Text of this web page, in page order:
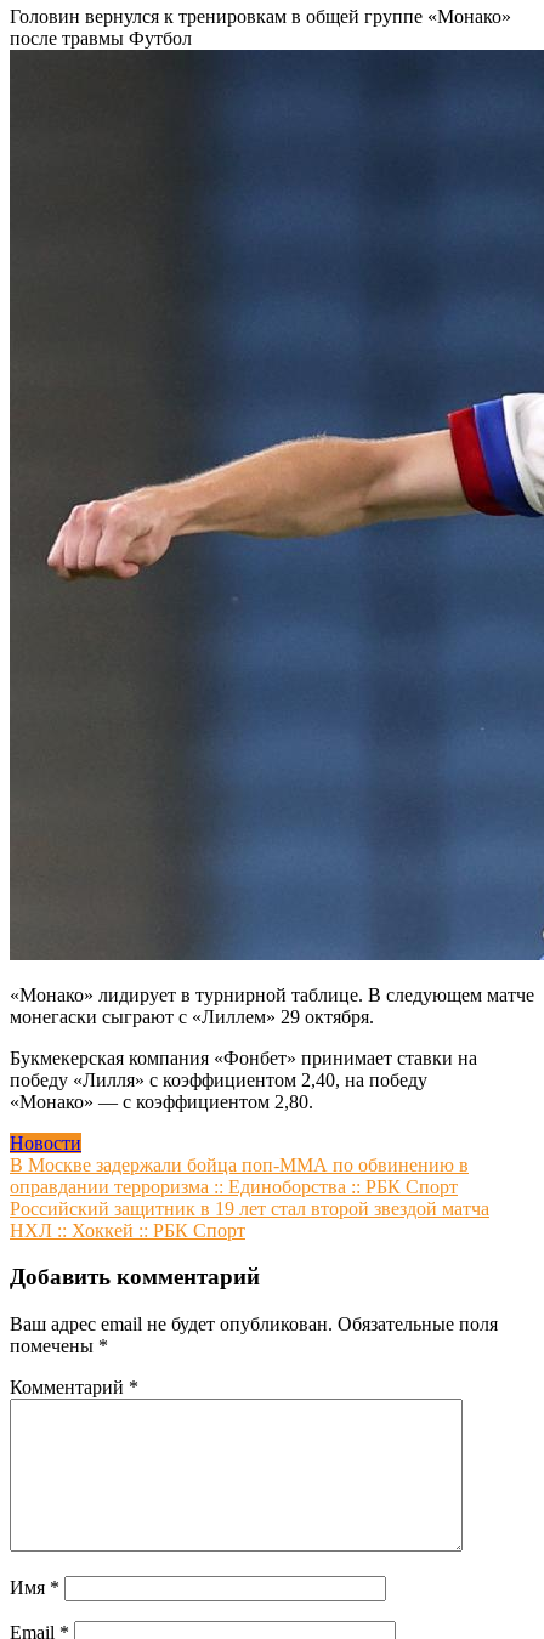
Головин вернулся к тренировкам в общей группе «Монако»
после травмы Футбол
«Монако» лидирует в турнирной таблице. В следующем матче
монегаски сыграют с «Лиллем» 29 октября.
Букмекерская компания «Фонбет» принимает ставки на
победу «Лилля» с коэффициентом 2,40, на победу
«Монако» — с коэффициентом 2,80.
Новости
Навигация
по
записям
В Москве задержали бойца поп-ММА по обвинению в
оправдании терроризма :: Единоборства :: РБК Спорт
Российский защитник в 19 лет стал второй звездой матча
НХЛ :: Хоккей :: РБК Спорт
Добавить комментарий
Ваш адрес email не будет опубликован. Обязательные поля
помечены *
Комментарий *
Имя *
Email *